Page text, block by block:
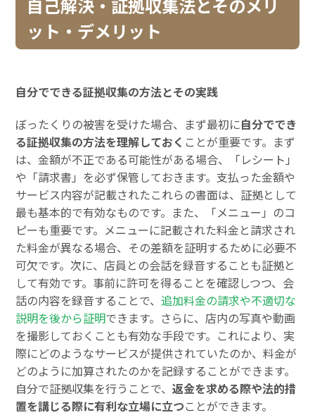
自己解決・証拠収集法とそのメリ
ット・デメリット
自分でできる証拠収集の方法とその実践
ぼったくりの被害を受けた場合、まず最初に自分ででき
る証拠収集の方法を理解しておく ことが重要です。まず
は、金額が不正である可能性がある場合、「レシート」
や「請求書」を必ず保管しておきます。支払った金額や
サービス内容が記載されたこれらの書面は、証拠として
最も基本的で有効なものです。また、「メニュー」のコ
ピーも重要です。メニューに記載された料金と請求され
た料金が異なる場合、その差額を証明するために必要不
可欠です。次に、店員との会話を録音することも証拠と
して有効です。事前に許可を得ることを確認しつつ、会
話の内容を録音することで、追加料金の請求や不適切な
説明を後から証明できます。さらに、店内の写真や動画
を撮影しておくことも有効な手段です。これにより、実
際にどのようなサービスが提供されていたのか、料金が
どのように加算されたのかを記録することができます。
自分で証拠収集を行うことで、返金を求める際や法的措
置を講じる際に有利な立場に立つことができます。